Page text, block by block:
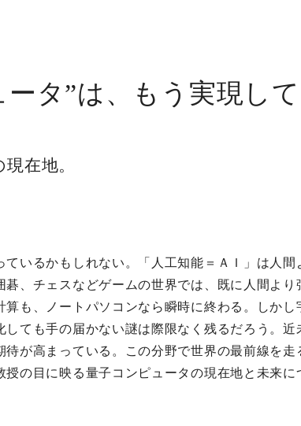
タ”は、もう実現し
在地。
いるかもしれない。「人工知能＝ＡＩ」は人間
、チェスなどゲームの世界では、既に人間より
も、ノートパソコンなら瞬時に終わる。しかし
ても手の届かない謎は際限なく残るだろう。近
待が高まっている。この分野で世界の最前線を走
の目に映る量子コンピュータの現在地と未来に